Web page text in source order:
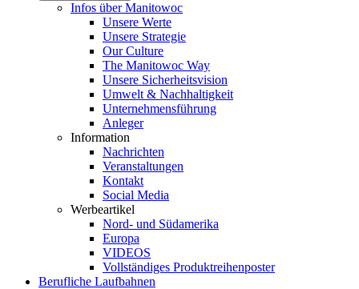
Infos über Manitowoc
Unsere Werte
Unsere Strategie
Our Culture
The Manitowoc Way
Unsere Sicherheitsvision
Umwelt & Nachhaltigkeit
Unternehmensführung
Anleger
Information
Nachrichten
Veranstaltungen
Kontakt
Social Media
Werbeartikel
Nord- und Südamerika
Europa
VIDEOS
Vollständiges Produktreihenposter
Berufliche Laufbahnen